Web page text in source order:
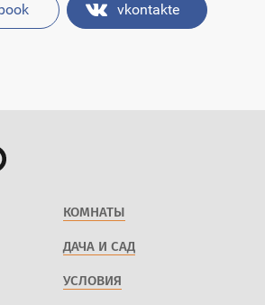
vkontakte
КОМНАТЫ
ДАЧА И САД
УСЛОВИЯ